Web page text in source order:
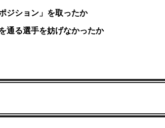
ジション」を取ったか
通る選手を妨げなかったか